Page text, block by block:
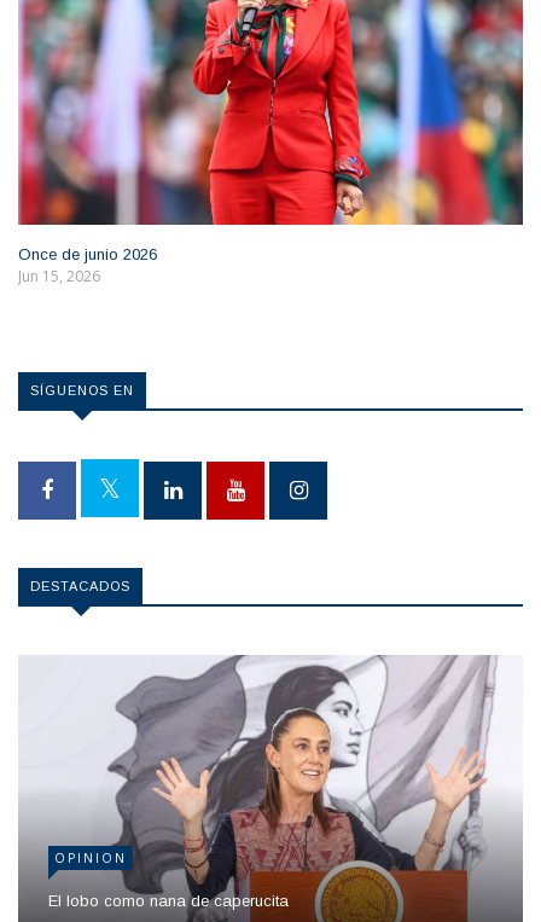
Once de junio 2026
Jun 15, 2026
SÍGUENOS EN
DESTACADOS
OPINION
El lobo como nana de caperucita